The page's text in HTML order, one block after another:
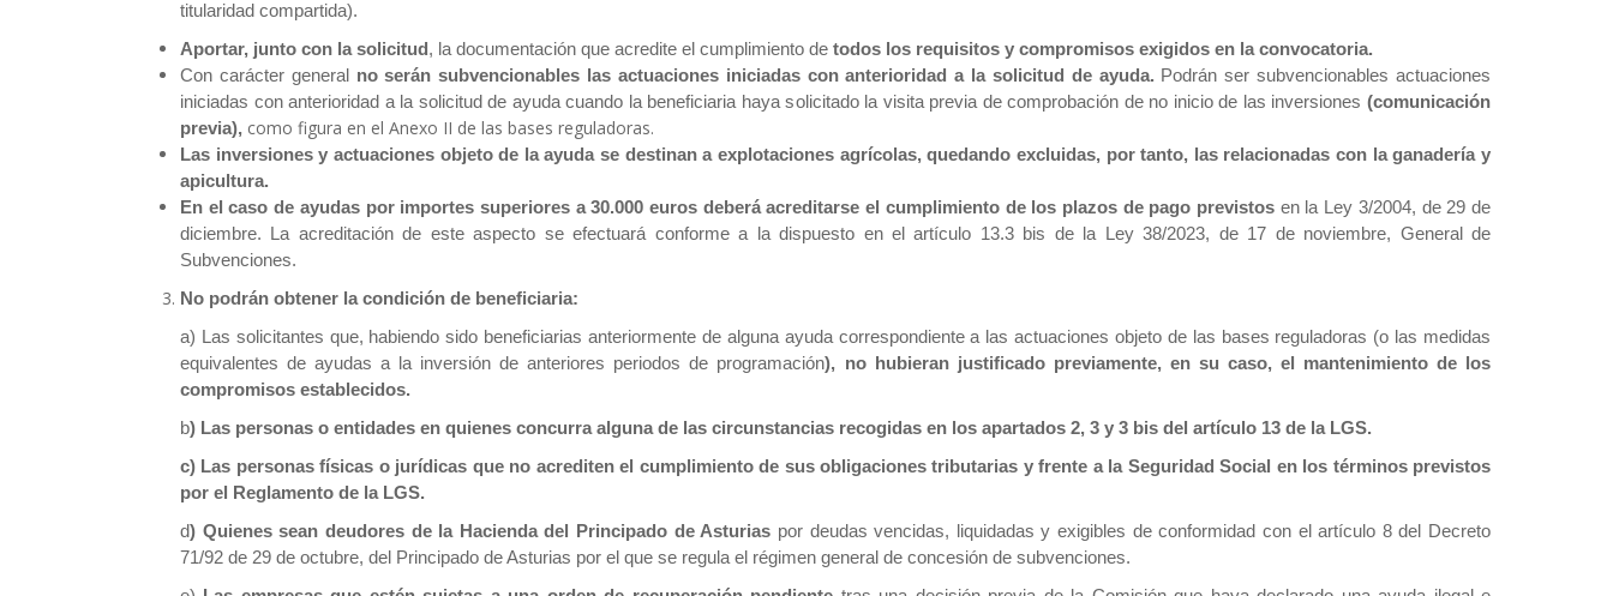
titularidad compartida).
Aportar, junto con la solicitud , la documentación que acredite el cumplimiento de todos los requisitos y compromisos exigidos en la convocatoria.
Con carácter general no serán subvencionables las actuaciones iniciadas con anterioridad a la solicitud de ayuda. Podrán ser subvencionables actuaciones
iniciadas con anterioridad a la solicitud de ayuda cuando la beneficiaria haya solicitado la visita previa de comprobación de no inicio de las inversiones (comunicación
previa), como figura en el Anexo II de las bases reguladoras.
Las inversiones y actuaciones objeto de la ayuda se destinan a explotaciones agrícolas, quedando excluidas, por tanto, las relacionadas con la ganadería y
apicultura.
En el caso de ayudas por importes superiores a 30.000 euros deberá acreditarse el cumplimiento de los plazos de pago previstos en la Ley 3/2004, de 29 de
diciembre. La acreditación de este aspecto se efectuará conforme a la dispuesto en el artículo 13.3 bis de la Ley 38/2023, de 17 de noviembre, General de
Subvenciones.
No podrán obtener la condición de beneficiaria:
a) Las solicitantes que, habiendo sido beneficiarias anteriormente de alguna ayuda correspondiente a las actuaciones objeto de las bases reguladoras (o las medidas
equivalentes de ayudas a la inversión de anteriores periodos de programación), no hubieran justificado previamente, en su caso, el mantenimiento de los
compromisos establecidos.
b) Las personas o entidades en quienes concurra alguna de las circunstancias recogidas en los apartados 2, 3 y 3 bis del artículo 13 de la LGS.
c) Las personas físicas o jurídicas que no acrediten el cumplimiento de sus obligaciones tributarias y frente a la Seguridad Social en los términos previstos
por el Reglamento de la LGS.
d) Quienes sean deudores de la Hacienda del Principado de Asturias por deudas vencidas, liquidadas y exigibles de conformidad con el artículo 8 del Decreto
71/92 de 29 de octubre, del Principado de Asturias por el que se regula el régimen general de concesión de subvenciones.